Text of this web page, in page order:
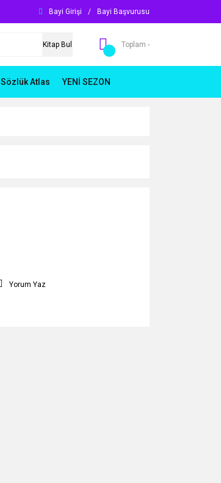
Bayi Girişi / Bayi Başvurusu
Kitap Bul Toplam -
Sözlük Atlas YENİ SEZON
Yorum Yaz